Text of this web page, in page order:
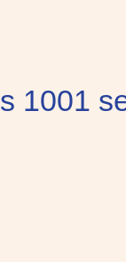
1001